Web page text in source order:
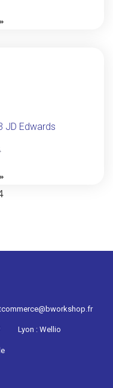
JD Edwards
Lyon : Wellio